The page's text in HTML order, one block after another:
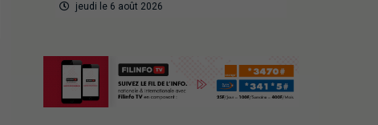
jeudi le 6 août 2026